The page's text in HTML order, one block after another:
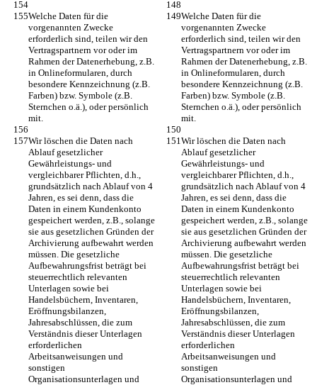
Welche Daten für die
vorgenannten Zwecke
erforderlich sind, teilen wir den
Vertragspartnern vor oder im
Rahmen der Datenerhebung, z.B.
in Onlineformularen, durch
besondere Kennzeichnung (z.B.
Farben) bzw. Symbole (z.B.
Sternchen o.ä.), oder persönlich
mit.
Welche Daten für die
vorgenannten Zwecke
erforderlich sind, teilen wir den
Vertragspartnern vor oder im
Rahmen der Datenerhebung, z.B.
in Onlineformularen, durch
besondere Kennzeichnung (z.B.
Farben) bzw. Symbole (z.B.
Sternchen o.ä.), oder persönlich
mit.
Wir löschen die Daten nach
Ablauf gesetzlicher
Gewährleistungs- und
vergleichbarer Pflichten, d.h.,
grundsätzlich nach Ablauf von 4
Jahren, es sei denn, dass die
Daten in einem Kundenkonto
gespeichert werden, z.B., solange
sie aus gesetzlichen Gründen der
Archivierung aufbewahrt werden
müssen. Die gesetzliche
Aufbewahrungsfrist beträgt bei
steuerrechtlich relevanten
Unterlagen sowie bei
Handelsbüchern, Inventaren,
Eröffnungsbilanzen,
Jahresabschlüssen, die zum
Verständnis dieser Unterlagen
erforderlichen
Arbeitsanweisungen und
sonstigen
Organisationsunterlagen und
Wir löschen die Daten nach
Ablauf gesetzlicher
Gewährleistungs- und
vergleichbarer Pflichten, d.h.,
grundsätzlich nach Ablauf von 4
Jahren, es sei denn, dass die
Daten in einem Kundenkonto
gespeichert werden, z.B., solange
sie aus gesetzlichen Gründen der
Archivierung aufbewahrt werden
müssen. Die gesetzliche
Aufbewahrungsfrist beträgt bei
steuerrechtlich relevanten
Unterlagen sowie bei
Handelsbüchern, Inventaren,
Eröffnungsbilanzen,
Jahresabschlüssen, die zum
Verständnis dieser Unterlagen
erforderlichen
Arbeitsanweisungen und
sonstigen
Organisationsunterlagen und